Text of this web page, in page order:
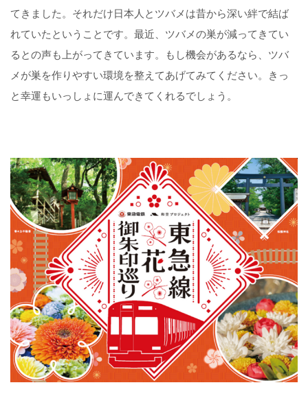
てきました。それだけ日本人とツバメは昔から深い絆で結ば
れていたということです。最近、ツバメの巣が減ってきてい
るとの声も上がってきています。もし機会があるなら、ツバ
メが巣を作りやすい環境を整えてあげてみてください。きっ
と幸運もいっしょに運んできてくれるでしょう。